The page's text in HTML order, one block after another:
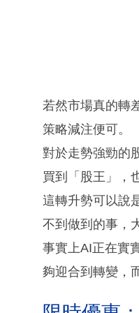
若然市場真的轉
策略減注便可。
對於走勢強勁的
買到「股王」，
這轉升勢可以說
不到做到的事，
事實上AI正在實
夠迎合到轉變，